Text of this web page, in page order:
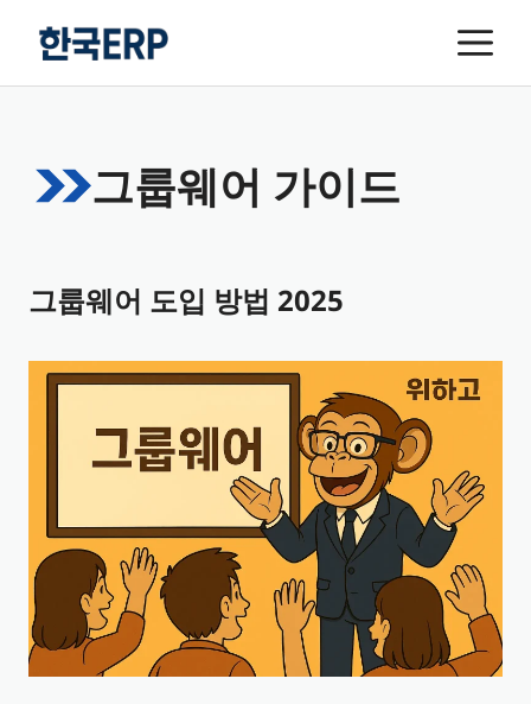
메
뉴
그룹웨어 가이드
그룹웨어 도입 방법 2025